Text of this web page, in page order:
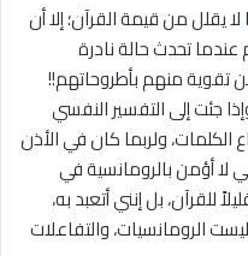
يقلل من قيمة القرآن؛ إلا أن
تحدث حالة نادرة
تقوية منهم بأطروحاتهم!!
جئت إلى التفسير النفسي
ولربما كان في الأذن
لا أؤمن بالرومانسية في
للقرآن، بل إنني أتعبد به،
الرومانسيات، والتفاعلات